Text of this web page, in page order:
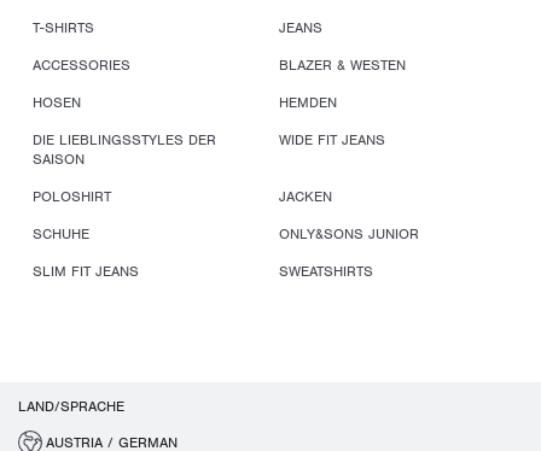
T-SHIRTS
JEANS
ACCESSORIES
BLAZER & WESTEN
HOSEN
HEMDEN
DIE LIEBLINGSSTYLES DER
SAISON
WIDE FIT JEANS
POLOSHIRT
JACKEN
SCHUHE
ONLY&SONS JUNIOR
SLIM FIT JEANS
SWEATSHIRTS
LAND/SPRACHE
AUSTRIA / GERMAN